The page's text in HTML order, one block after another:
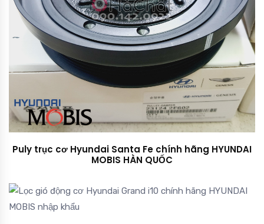
Puly trục cơ Hyundai Santa Fe chính hãng HYUNDAI
MOBIS HÀN QUỐC